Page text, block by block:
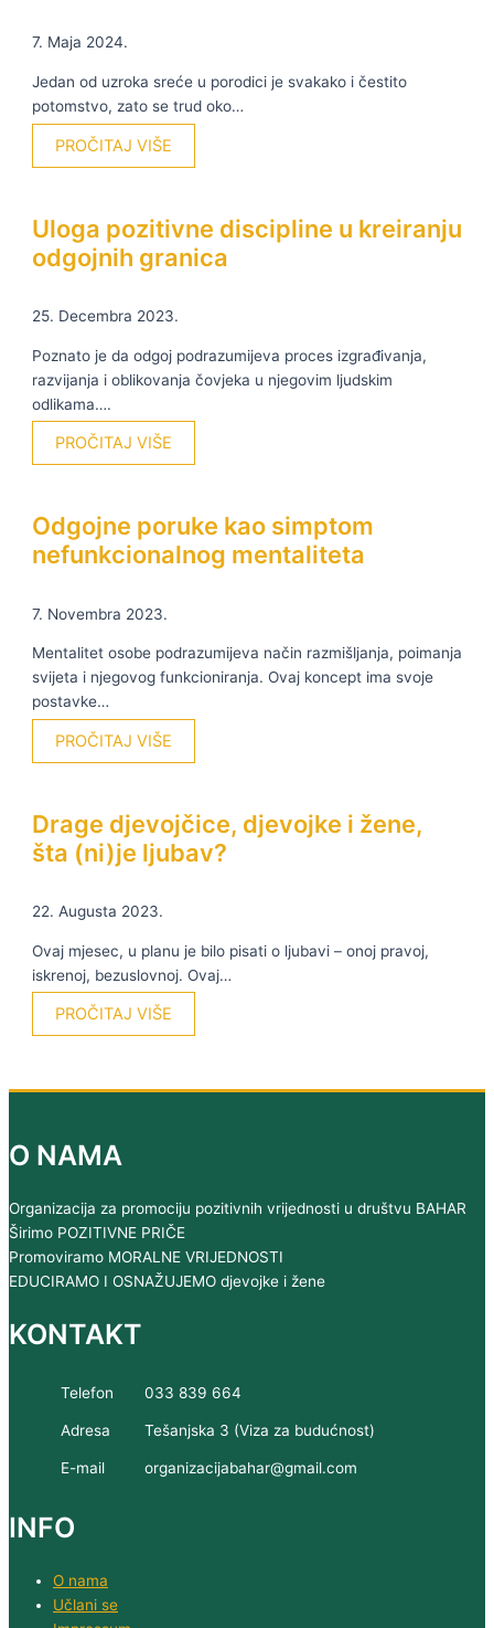
7. Maja 2024.
Jedan od uzroka sreće u porodici je svakako i čestito
potomstvo, zato se trud oko…
PROČITAJ VIŠE
Uloga pozitivne discipline u kreiranju
odgojnih granica
25. Decembra 2023.
Poznato je da odgoj podrazumijeva proces izgrađivanja,
razvijanja i oblikovanja čovjeka u njegovim ljudskim
odlikama….
PROČITAJ VIŠE
Odgojne poruke kao simptom
nefunkcionalnog mentaliteta
7. Novembra 2023.
Mentalitet osobe podrazumijeva način razmišljanja, poimanja
svijeta i njegovog funkcioniranja. Ovaj koncept ima svoje
postavke…
PROČITAJ VIŠE
Drage djevojčice, djevojke i žene,
šta (ni)je ljubav?
22. Augusta 2023.
Ovaj mjesec, u planu je bilo pisati o ljubavi – onoj pravoj,
iskrenoj, bezuslovnoj. Ovaj…
PROČITAJ VIŠE
O NAMA
Organizacija za promociju pozitivnih vrijednosti u društvu BAHAR
Širimo POZITIVNE PRIČE
Promoviramo MORALNE VRIJEDNOSTI
EDUCIRAMO I OSNAŽUJEMO djevojke i žene
KONTAKT
Telefon 033 839 664
Adresa Tešanjska 3 (Viza za budućnost)
E-mail organizacijabahar@gmail.com
INFO
O nama
Učlani se